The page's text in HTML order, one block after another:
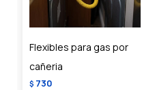
Flexibles para gas por
cañeria
$ 730